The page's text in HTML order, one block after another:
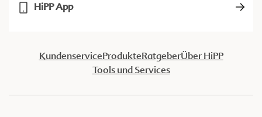
HiPP App
KundenserviceProdukteRatgeberÜber HiPP
Tools und Services